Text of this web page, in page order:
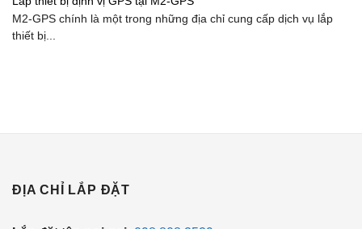
M2-GPS chính là một trong những địa chỉ cung cấp dịch vụ lắp
thiết bị...
ĐỊA CHỈ LẮP ĐẶT